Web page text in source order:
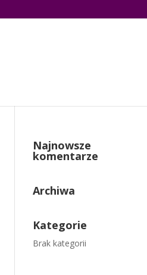
Najnowsze
komentarze
Archiwa
Kategorie
Brak kategorii